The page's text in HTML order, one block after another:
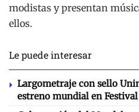
modistas y presentan
ellos.
Le puede interesar
Largometraje con sello
estreno mundial en